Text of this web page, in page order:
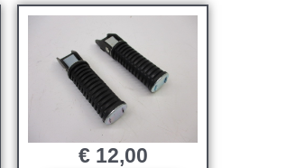
€12,00